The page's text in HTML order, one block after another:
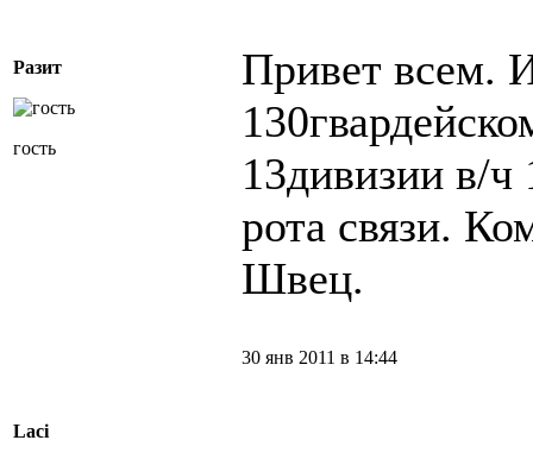
Разит
гость
Привет всем.
13дивизии в/
рота связи.
Швец.
Laci
30 янв 2011 в 14:44